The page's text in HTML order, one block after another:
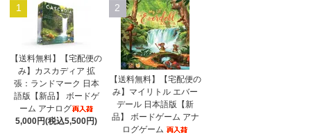
1
【送料無料】【宅配便の
み】カスカディア 拡
張：ランドマーク 日本
語版【新品】 ボードゲ
ーム アナログ
5,000円(税込5,500円)
2
【送料無料】【宅配便の
み】マイリトル エバー
デール 日本語版【新
品】 ボードゲーム アナ
ログゲーム